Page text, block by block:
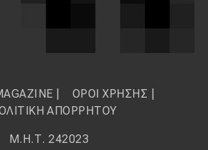
| ΟΡΟΙ ΧΡΗΣΗΣ
ΑΠΟΡΡΗΤΟΥ
Μ.Η.Τ. 242023